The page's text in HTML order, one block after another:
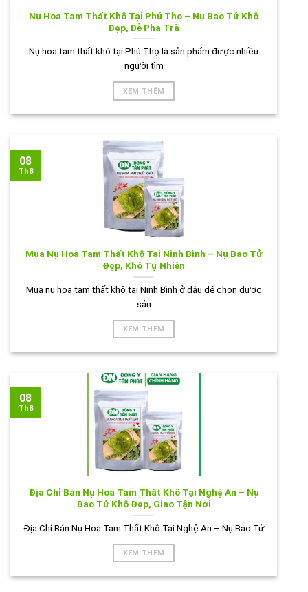
Nụ Hoa Tam Thất Khô Tại Phú Thọ – Nụ Bao Tử Khô
Đẹp, Dễ Pha Trà
Nụ hoa tam thất khô tại Phú Thọ là sản phẩm được nhiều
người tìm
XEM THÊM
Mua Nụ Hoa Tam Thất Khô Tại Ninh Bình – Nụ Bao Tử
Đẹp, Khô Tự Nhiên
Mua nụ hoa tam thất khô tại Ninh Bình ở đâu để chọn được
sản
XEM THÊM
08
Th8
Địa Chỉ Bán Nụ Hoa Tam Thất Khô Tại Nghệ An – Nụ
Bao Tử Khô Đẹp, Giao Tận Nơi
Địa Chỉ Bán Nụ Hoa Tam Thất Khô Tại Nghệ An – Nụ Bao Tử
XEM THÊM
08
Th8